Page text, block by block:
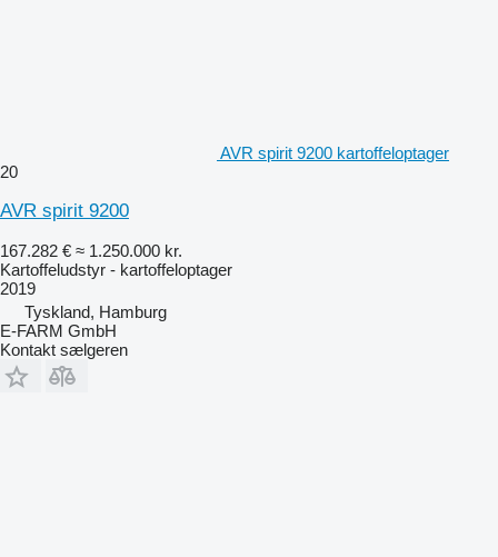
AVR spirit 9200 kartoffeloptager
20
AVR spirit 9200
167.282 € ≈ 1.250.000 kr.
Kartoffeludstyr - kartoffeloptager
2019
Tyskland, Hamburg
E-FARM GmbH
Kontakt sælgeren